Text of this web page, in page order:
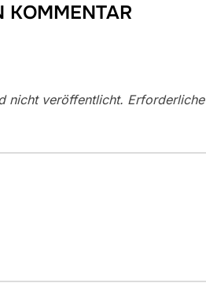
KOMMENTAR
nicht veröffentlicht.